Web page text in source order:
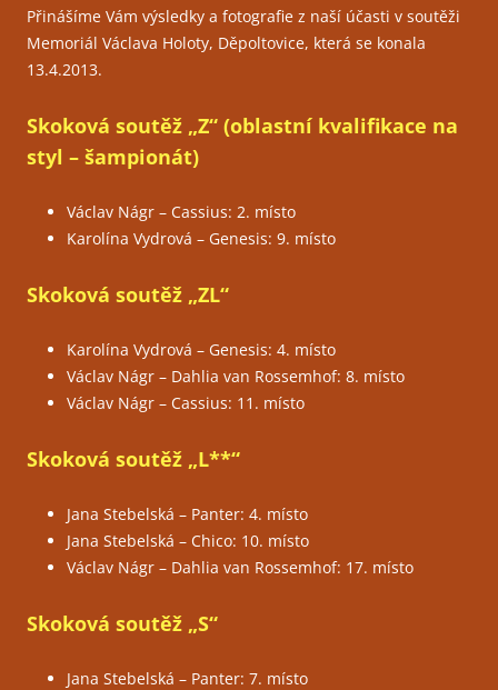
Přinášíme Vám výsledky a fotografie z naší účasti v soutěži
Memoriál Václava Holoty, Děpoltovice, která se konala
13.4.2013.
Skoková soutěž „Z“ (oblastní kvalifikace na
styl – šampionát)
Václav Nágr – Cassius: 2. místo
Karolína Vydrová – Genesis: 9. místo
Skoková soutěž „ZL“
Karolína Vydrová – Genesis: 4. místo
Václav Nágr – Dahlia van Rossemhof: 8. místo
Václav Nágr – Cassius: 11. místo
Skoková soutěž „L**“
Jana Stebelská – Panter: 4. místo
Jana Stebelská – Chico: 10. místo
Václav Nágr – Dahlia van Rossemhof: 17. místo
Skoková soutěž „S“
Jana Stebelská – Panter: 7. místo